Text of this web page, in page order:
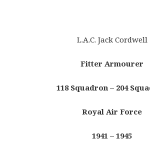
L.A.C. Jack Cordwell
Fitter Armourer
118 Squadron – 204
Royal Air Force
1941 – 1945